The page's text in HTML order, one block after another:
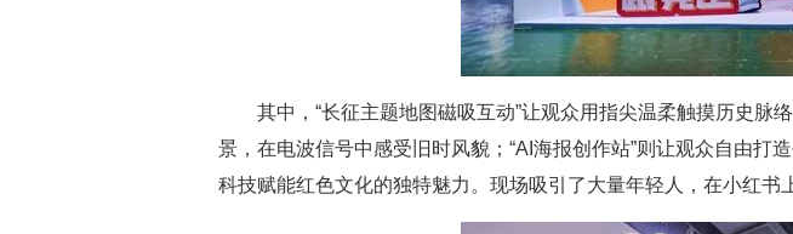
其中，“长征主题地图磁吸互动”让观众用指尖温柔触摸历史脉
景，在电波信号中感受旧时风貌；“AI海报创作站”则让观众自由
科技赋能红色文化的独特魅力。现场吸引了大量年轻人，在小红书